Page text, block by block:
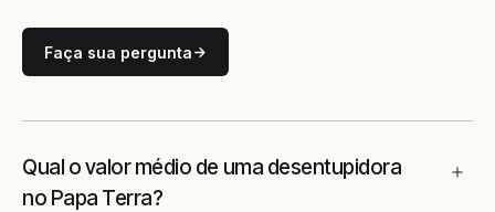
Faça sua pergunta
Qual o valor médio de uma desentupidora
no Papa Terra?